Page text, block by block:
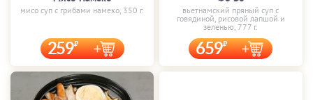
мисо суп с грибами намеко, 350 г.
259
вьетнамский пряный суп с
говядиной, рисовой лапшой и
зеленью, 777 г.
659